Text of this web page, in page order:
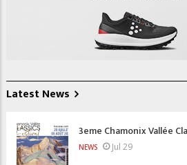
Latest News
3eme Chamonix Vallée
NEWS Jul 29